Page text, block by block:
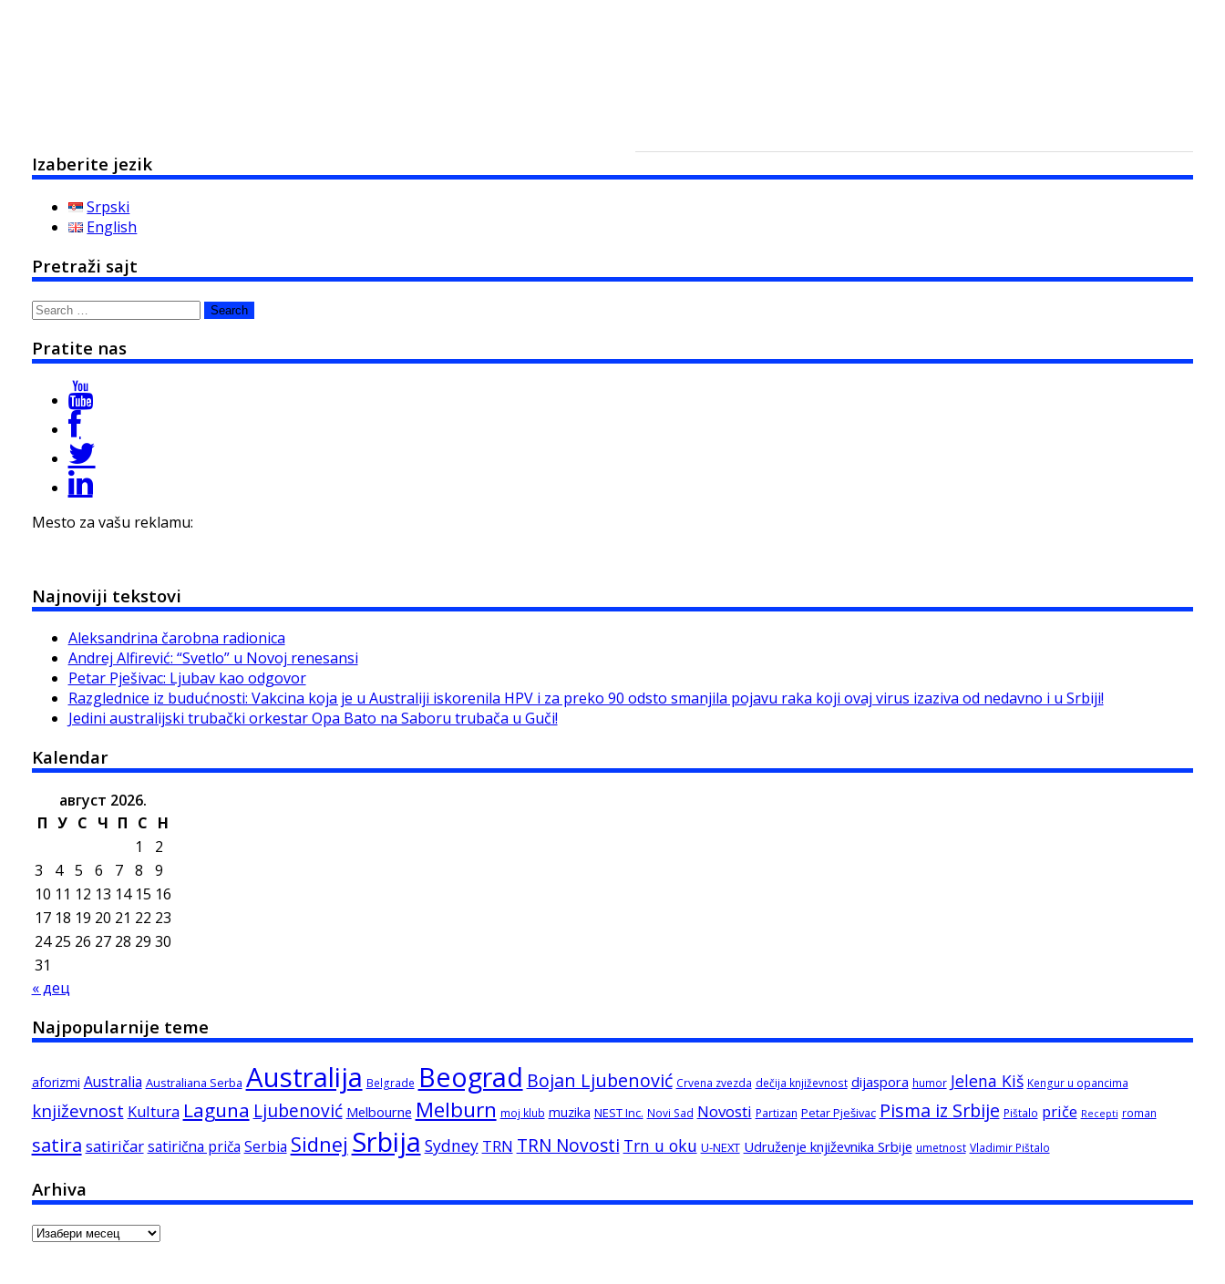
Izaberite jezik
Srpski
English
Pretraži sajt
Search
Pratite nas
Mesto za vašu reklamu:
Najnoviji tekstovi
Aleksandrina čarobna radionica
Andrej Alfirević: “Svetlo” u Novoj renesansi
Petar Pješivac: Ljubav kao odgovor
Razglednice iz budućnosti: Vakcina koja je u Australiji iskorenila HPV i za preko 90 odsto smanjila pojavu raka koji ovaj virus izaziva od nedavno i u Srbiji!
Jedini australijski trubački orkestar Opa Bato na Saboru trubača u Guči!
Kalendar
август 2026.
П У С Ч П С Н
1
2
3
4 5 6 7 8
9
10 11 12 13 14 15 16
17 18 19 20 21 22 23
24 25 26 27 28 29 30
31
« дец
Najpopularnije teme
aforizmi Australia Australiana Serba Australija Belgrade Beograd Bojan Ljubenović Crvena zvezda dečija književnost dijaspora humor Jelena Kiš Kengur u opancima
književnost Kultura Laguna Ljubenović Melbourne Melburn moj klub muzika NEST Inc. Novi Sad Novosti Partizan Petar Pješivac Pisma iz Srbije Pištalo priče Recepti roman
satira satiričar satirična priča Serbia Sidnej Srbija Sydney TRN TRN Novosti Trn u oku U-NEXT Udruženje književnika Srbije umetnost Vladimir Pištalo
Arhiva
Arhiva